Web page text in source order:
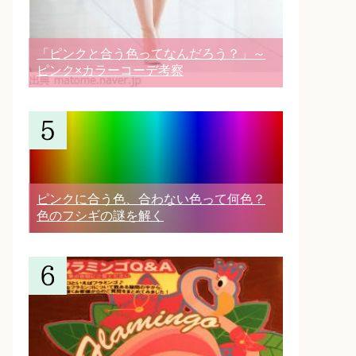
「ピンクと合う色ってなんだろう？」～
ピンク×カラーコーデ考察
ピンクに合う色、合わない色って何色？
色のフシギの謎を解く